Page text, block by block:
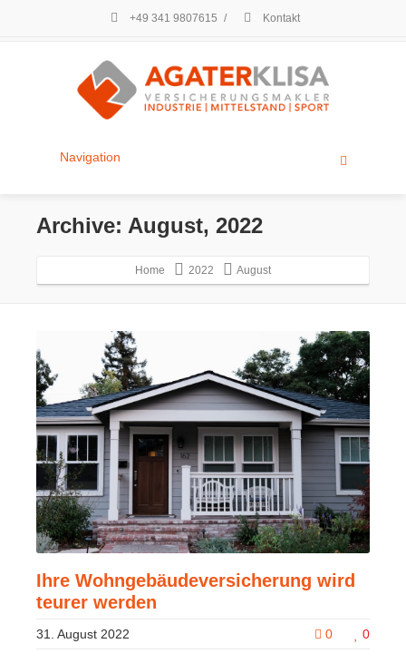
+49 341 9807615 / Kontakt
Navigation
Archive: August, 2022
Home 2022 August
Ihre Wohngebäudeversicherung wird
teurer werden
0 0
31. August 2022